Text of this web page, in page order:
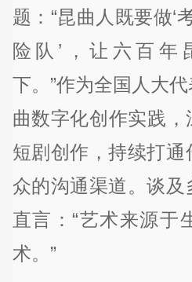
题：“昆曲人既要做‘
险队’，让六百年
下。”作为全国人大
曲数字化创作实践
短剧创作，持续打通
众的沟通渠道。谈
直言：“艺术来源于
术。”